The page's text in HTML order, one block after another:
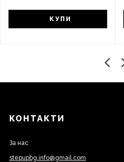
КУПИ
КОНТАКТИ
За нас
stepupbg.info@gmail.com